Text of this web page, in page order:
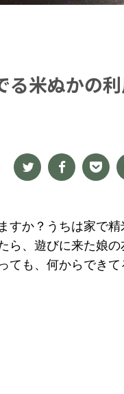
る米ぬかの
すか？うちは家で
ら、遊びに来た娘
ても、何からでき